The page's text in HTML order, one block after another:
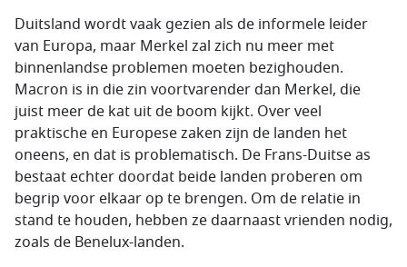
Duitsland wordt vaak gezien als de informele leider
van Europa, maar Merkel zal zich nu meer met
binnenlandse problemen moeten bezighouden.
Macron is in die zin voortvarender dan Merkel, die
juist meer de kat uit de boom kijkt. Over veel
praktische en Europese zaken zijn de landen het
oneens, en dat is problematisch. De Frans-Duitse as
bestaat echter doordat beide landen proberen om
begrip voor elkaar op te brengen. Om de relatie in
stand te houden, hebben ze daarnaast vrienden nodig,
zoals de Benelux-landen.